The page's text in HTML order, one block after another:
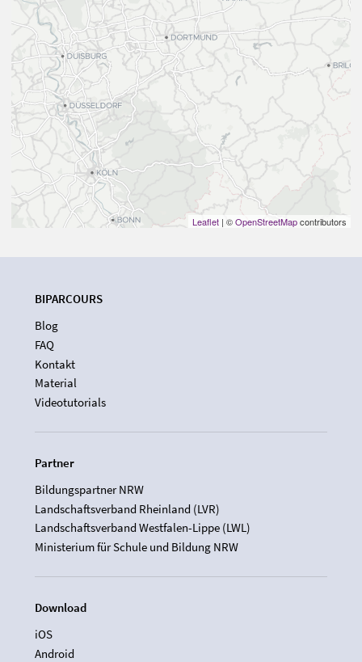
Leaflet | ©OpenStreetMapcontributors
BIPARCOURS
Blog
FAQ
Kontakt
Material
Videotutorials
Partner
Bildungspartner NRW
Landschaftsverband Rheinland (LVR)
Landschaftsverband Westfalen-Lippe (LWL)
Ministerium für Schule und Bildung NRW
Download
iOS
Android